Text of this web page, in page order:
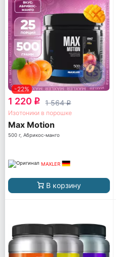
-22%
1 220 q 1 564q
Изотоники в порошке
Max Motion
500 г, Абрикос-манго
MAXLER
В корзину